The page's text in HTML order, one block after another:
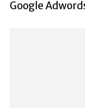
Google